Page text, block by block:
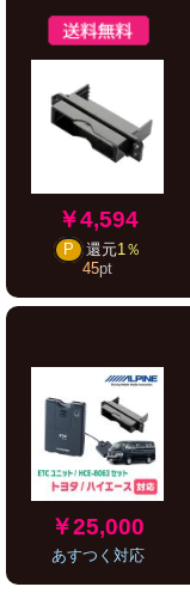
￥4,594
P 還元1％
45pt
￥25,000
あすつく対応